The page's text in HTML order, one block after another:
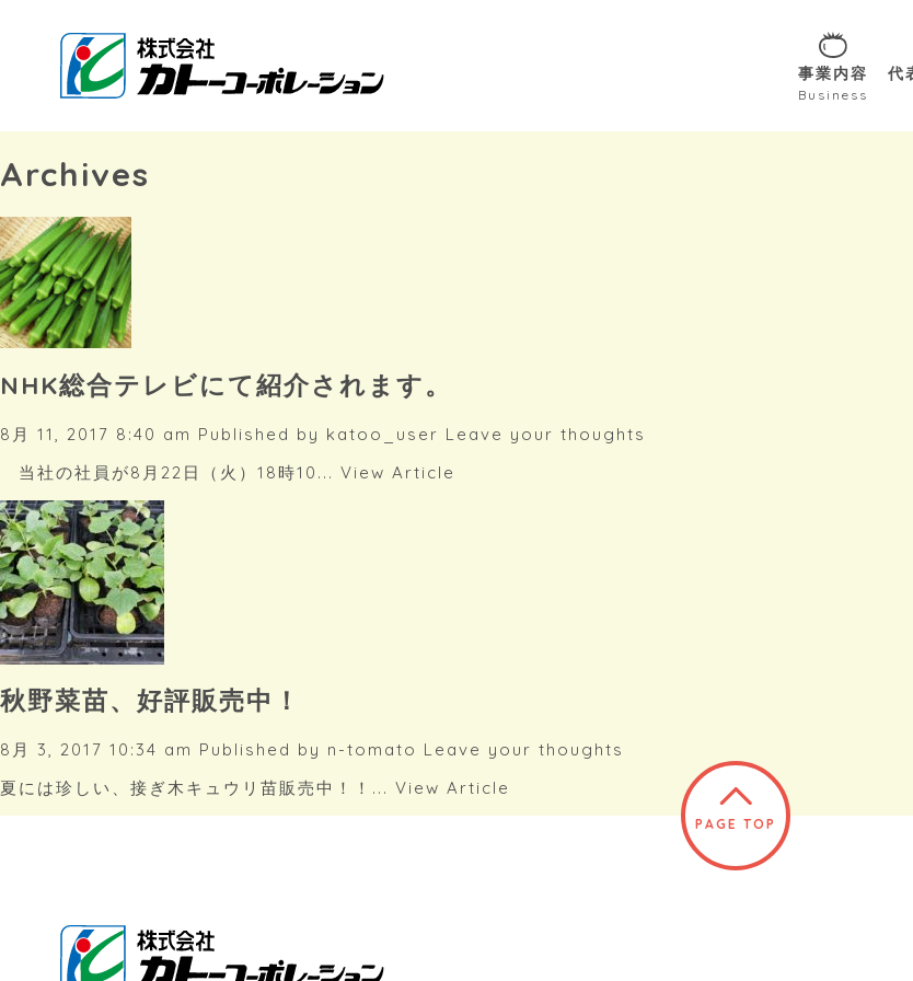
事業内容
Business
代
Archives
NHK総合テレビにて紹介されます。
8月 11, 2017 8:40 am Published by katoo_user Leave your thoughts
当社の社員が8月22日（火）18時10... View Article
秋野菜苗、好評販売中！
8月 3, 2017 10:34 am Published by n-tomato Leave your thoughts
夏には珍しい、接ぎ木キュウリ苗販売中！！... View Article
PAGE TOP